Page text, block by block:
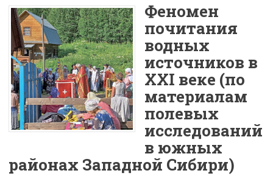
Феномен
почитания
водных
источников в
XXI веке (по
материалам
полевых
исследований
в южных
районах Западной Сибири)